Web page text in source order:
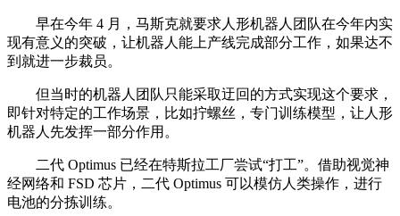
早在今年 4 月，马斯克就要求人形机器人团队在今年内实
现有意义的突破，让机器人能上产线完成部分工作，如果达不
到就进一步裁员。
但当时的机器人团队只能采取迂回的方式实现这个要求，
即针对特定的工作场景，比如拧螺丝，专门训练模型，让人形
机器人先发挥一部分作用。
二代 Optimus 已经在特斯拉工厂尝试“打工”。借助视觉神
经网络和 FSD 芯片，二代 Optimus 可以模仿人类操作，进行
电池的分拣训练。